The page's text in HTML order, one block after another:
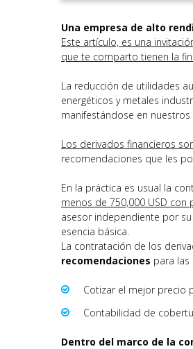
Una empresa de alto
Este artículo, es una
que te comparto tienen la
La reducción de utilidades
energéticos y metales
manifestándose en
Los derivados financieros
recomendaciones que les
En la práctica es usual la
menos de 750,000 USD
asesor independiente por
esencia básica.
La contratación de los
recomendaciones para las
Cotizar el mejor precio
Contabilidad de
Dentro del marco de la